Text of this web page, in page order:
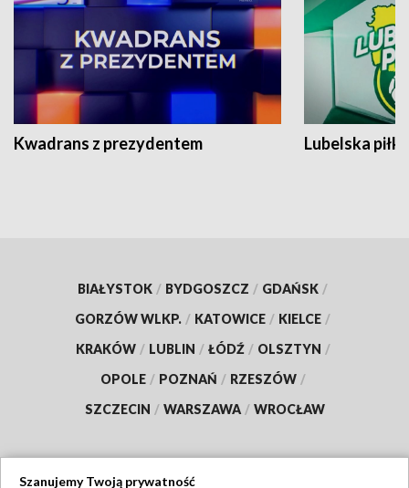
Kwadrans z prezydentem Lubelska piłka
BIAŁYSTOK / BYDGOSZCZ / GDAŃSK /
GORZÓW WLKP. / KATOWICE / KIELCE /
KRAKÓW / LUBLIN / ŁÓDŹ / OLSZTYN /
OPOLE / POZNAŃ / RZESZÓW /
SZCZECIN / WARSZAWA / WROCŁAW
Szanujemy Twoją prywatność